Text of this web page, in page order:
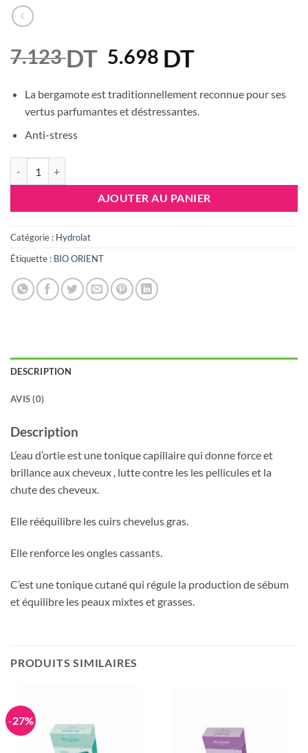
7.123DT Le
initial
était :
5.698 DTLe
actuel
est :
La bergamote est traditionnellement reconnue pour ses
vertus parfumantes et déstressantes.
Anti-stress
AJOUTER AU PANIER
Catégorie : Hydrolat
Étiquette : BIO ORIENT
DESCRIPTION
AVIS (0)
Description
L’eau d’ortie est une tonique capillaire qui donne force et
brillance aux cheveux , lutte contre les les pellicules et la
chute des cheveux.
Elle rééquilibre les cuirs chevelus gras.
Elle renforce les ongles cassants.
C’est une tonique cutané qui régule la production de sébum
et équilibre les peaux mixtes et grasses.
PRODUITS SIMILAIRES
-27%